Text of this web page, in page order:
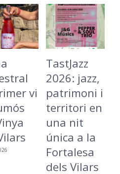
vi
TastJazz
2026: jazz,
patrimoni i
territori en
una nit
única a la
Fortalesa
dels Vilars